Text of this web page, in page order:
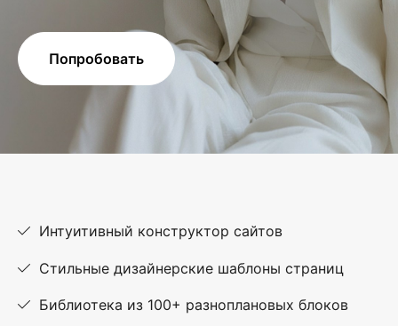
Попробовать
Интуитивный конструктор сайтов
Стильные дизайнерские шаблоны страниц
Библиотека из 100+ разноплановых блоков